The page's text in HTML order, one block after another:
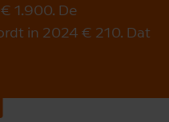
1.900. De
in 2024 € 210. Dat